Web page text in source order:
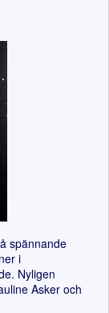
spännande
i
Nyligen
Asker och